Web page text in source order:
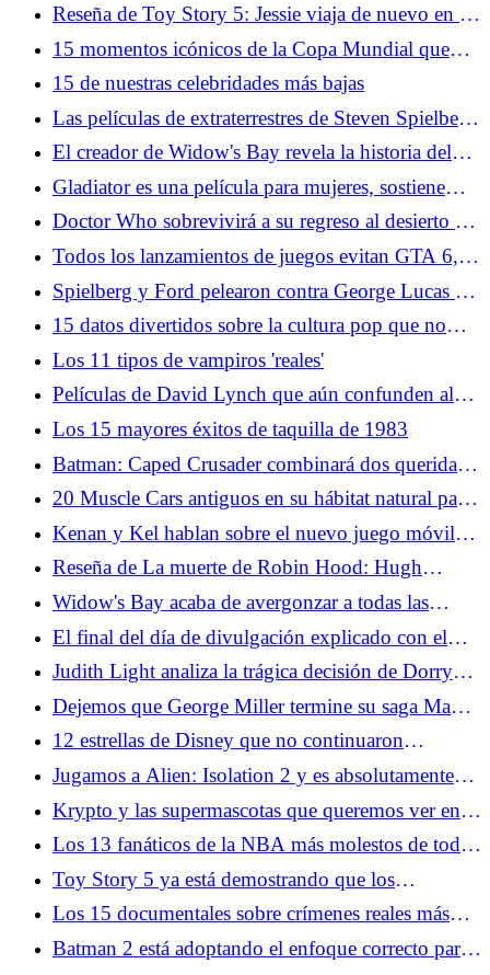
Reseña de Toy Story 5: Jessie viaja de nuevo en la
clásica aventura de Pixar
15 momentos icónicos de la Copa Mundial que
incluso los no fanáticos del fútbol deberían
conocer
15 de nuestras celebridades más bajas
Las películas de extraterrestres de Steven Spielberg
son realmente toda una vida contándonos sus
sueños y miedos
El creador de Widow's Bay revela la historia del
origen del programa
Gladiator es una película para mujeres, sostiene
Russell Crowe
Doctor Who sobrevivirá a su regreso al desierto (y
será mejor por ello)
Todos los lanzamientos de juegos evitan GTA 6,
excepto dos gigantes de la cultura pop
Spielberg y Ford pelearon contra George Lucas en
la peor secuela de Indiana Jones (y perdieron)
15 datos divertidos sobre la cultura pop que no
aprendiste en la escuela
Los 11 tipos de vampiros 'reales'
Películas de David Lynch que aún confunden al
público
Los 15 mayores éxitos de taquilla de 1983
Batman: Caped Crusader combinará dos queridas
historias de Batman en la temporada 2
20 Muscle Cars antiguos en su hábitat natural para
todos los amantes de los engranajes
Kenan y Kel hablan sobre el nuevo juego móvil
Fizzy y la expansión de su marca
Reseña de La muerte de Robin Hood: Hugh
Jackman lidera una elegía maravillosamente brutal
Widow's Bay acaba de avergonzar a todas las
últimas chicas
El final del día de divulgación explicado con el
guionista
Judith Light analiza la trágica decisión de Dorry
sobre El terror: el diablo de plata
Dejemos que George Miller termine su saga Mad
Max
12 estrellas de Disney que no continuaron
actuando
Jugamos a Alien: Isolation 2 y es absolutamente
aterrador
Krypto y las supermascotas que queremos ver en el
DCU
Los 13 fanáticos de la NBA más molestos de todos
los tiempos
Toy Story 5 ya está demostrando que los
escépticos están equivocados
Los 15 documentales sobre crímenes reales más
aterradores
Batman 2 está adoptando el enfoque correcto para